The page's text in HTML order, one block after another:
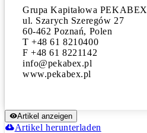
Grupa Kapitałowa PEKABEX
ul. Szarych Szeregów 27
60-462 Poznań, Polen
T +48 61 8210400
F +48 61 8221142
info@pekabex.pl
www.pekabex.pl
Artikel anzeigen
Artikel herunterladen